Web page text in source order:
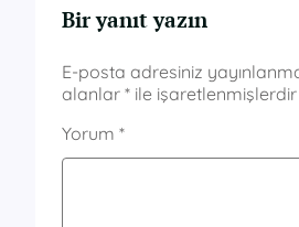
Bir yanıt yazın
E-posta adresiniz
alanlar * ile işaretlenmişlerdir
Yorum *